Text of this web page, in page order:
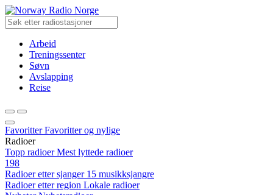
Radio Norge
Arbeid
Treningssenter
Søvn
Avslapping
Reise
Favoritter Favoritter og nylige
Radioer
Topp radioer Mest lyttede radioer
198
Radioer etter sjanger 15 musikksjangre
Radioer etter region Lokale radioer